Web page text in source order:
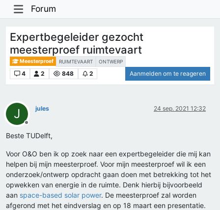
Forum
Expertbegeleider gezocht
meesterproef ruimtevaart
Meesterproef RUIMTEVAART ONTWERP
4 2 848 2 Aanmelden om te reageren
J
Offline
jules 24 sep. 2021 12:32
Beste TUDelft,
Voor O&O ben ik op zoek naar een expertbegeleider die mij kan
helpen bij mijn meesterproef. Voor mijn meesterproef wil ik een
onderzoek/ontwerp opdracht gaan doen met betrekking tot het
opwekken van energie in de ruimte. Denk hierbij bijvoorbeeld
aan space-based solar power. De meesterproef zal worden
afgerond met het eindverslag en op 18 maart een presentatie.